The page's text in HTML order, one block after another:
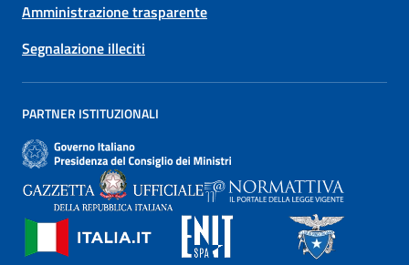
Amministrazione trasparente
Segnalazione illeciti
PARTNER ISTITUZIONALI